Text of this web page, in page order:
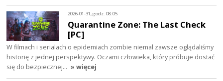
2026-01-31, godz. 08:05
Quarantine Zone: The Last Check
[PC]
W filmach i serialach o epidemiach zombie niemal zawsze oglądaliśmy
historię z jednej perspektywy. Oczami człowieka, który próbuje dostać
się do bezpiecznej… » więcej